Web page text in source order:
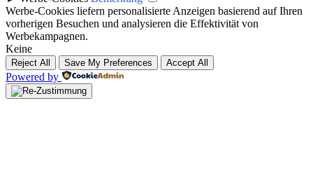
Werbe-Cookies liefern personalisierte Anzeigen basierend auf Ihren
vorherigen Besuchen und analysieren die Effektivität von
Werbekampagnen.
Keine
Reject All Save My Preferences Accept All
Powered by